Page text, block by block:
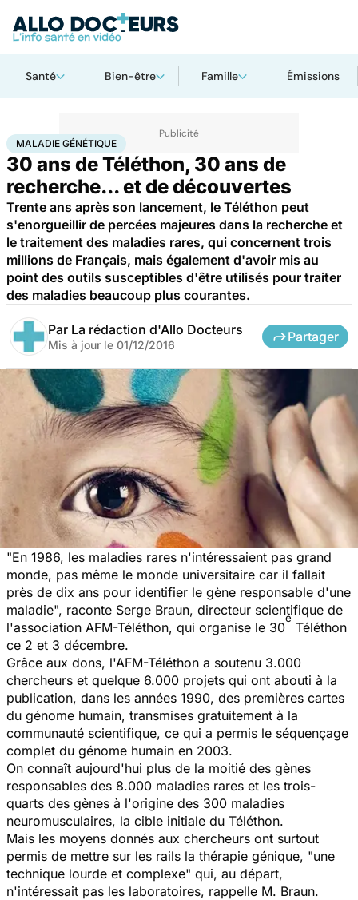
Santé Bien-être Famille Émissions
AccueilSantéMaladiesMaladie génétique
MALADIE GÉNÉTIQUE
30 ans de Téléthon, 30 ans de
recherche... et de découvertes
Trente ans après son lancement, le Téléthon peut
s'enorgueillir de percées majeures dans la recherche et
le traitement des maladies rares, qui concernent trois
millions de Français, mais également d'avoir mis au
point des outils susceptibles d'être utilisés pour traiter
des maladies beaucoup plus courantes.
Par La rédaction d'Allo Docteurs
Mis à jour le 01/12/2016
Partager
"En 1986, les maladies rares n'intéressaient pas grand
monde, pas même le monde universitaire car il fallait
près de dix ans pour identifier le gène responsable d'une
maladie", raconte Serge Braun, directeur scientifique de
l'association AFM-Téléthon, qui organise le 30
e
Téléthon
ce 2 et 3 décembre.
Grâce aux dons, l'AFM-Téléthon a soutenu 3.000
chercheurs et quelque 6.000 projets qui ont abouti à la
publication, dans les années 1990, des premières cartes
du génome humain, transmises gratuitement à la
communauté scientifique, ce qui a permis le séquençage
complet du génome humain en 2003.
On connaît aujourd'hui plus de la moitié des gènes
responsables des 8.000 maladies rares et les trois-
quarts des gènes à l'origine des 300 maladies
neuromusculaires, la cible initiale du Téléthon.
Mais les moyens donnés aux chercheurs ont surtout
permis de mettre sur les rails la thérapie génique, "une
technique lourde et complexe" qui, au départ,
n'intéressait pas les laboratoires, rappelle M. Braun.